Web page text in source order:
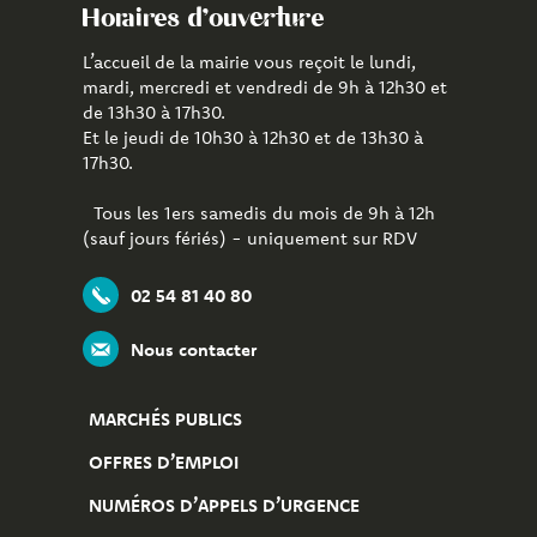
Horaires d'ouverture
L’accueil de la mairie vous reçoit le lundi,
mardi, mercredi et vendredi de 9h à 12h30 et
de 13h30 à 17h30.
Et le jeudi de 10h30 à 12h30 et de 13h30 à
17h30.
Tous les 1ers samedis du mois de 9h à 12h
(sauf jours fériés) - uniquement sur RDV
02 54 81 40 80
Nous contacter
MARCHÉS PUBLICS
OFFRES D’EMPLOI
NUMÉROS D’APPELS D’URGENCE